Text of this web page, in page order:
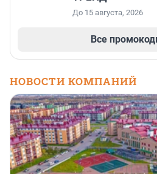
До 15 августа, 2026
Все
НОВОСТИ КОМПАНИЙ